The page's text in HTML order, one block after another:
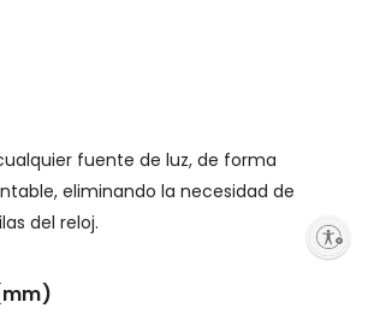
Enable accessibility
fuente de luz, de forma
eliminando la necesidad de
del reloj.